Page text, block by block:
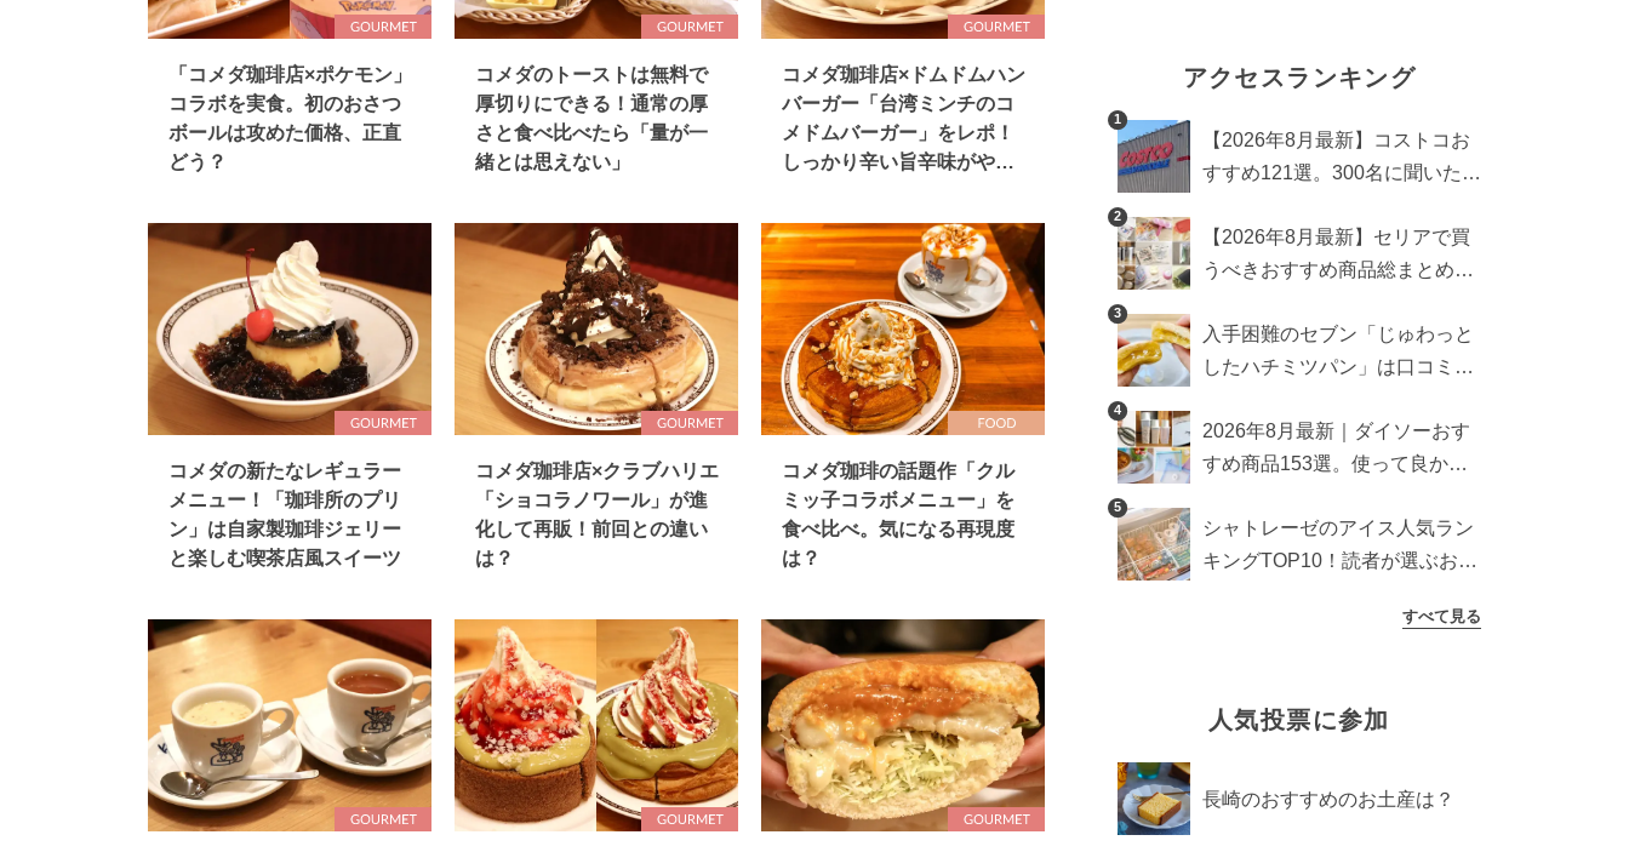
「コメダ珈琲店×ポケモン」
コラボを実食。初のおさつ
ボールは攻めた価格、正直
どう？
コメダのトーストは無料で
厚切りにできる！通常の厚
さと食べ比べたら「量が一
緒とは思えない」
コメダ珈琲店×ドムドムハン
バーガー「台湾ミンチのコ
メドムバーガー」をレポ！
しっかり辛い旨辛味がやみ
コメダの新たなレギュラー
メニュー！「珈琲所のプリ
ン」は自家製珈琲ジェリー
と楽しむ喫茶店風スイーツ
コメダ珈琲店×クラブハリエ
「ショコラノワール」が進
化して再販！前回との違い
は？
コメダ珈琲の話題作「クル
ミッ子コラボメニュー」を
食べ比べ。気になる再現度
は？
アクセスランキング
1
【2026年8月最新】コストコお
すすめ121選。300名に聞いた買
め商品も
2
【2026年8月最新】セリアで買
うべきおすすめ商品総まとめ。
3
入手困難のセブン「じゅわっと
したハチミツパン」は口コミ通
検証
4
2026年8月最新｜ダイソーおす
すめ商品153選。使って良かっ
5
シャトレーゼのアイス人気ラン
キングTOP10！読者が選ぶおす
すべて見る
人気投票に参加
長崎のおすすめのお土産は？